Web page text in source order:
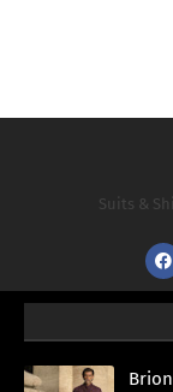
Suits &